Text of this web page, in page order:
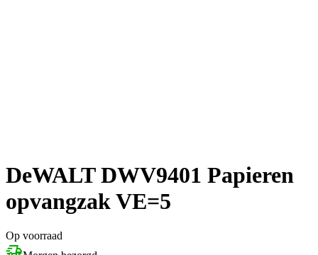
DeWALT DWV9401 Papieren
opvangzak VE=5
Op voorraad